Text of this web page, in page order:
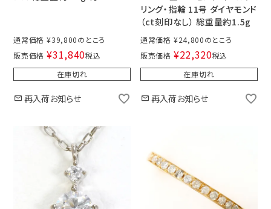
通常価格 ¥39,800
販売価格 ¥31,840税込
在庫切れ
再入荷お知らせ
リング・指輪 11号 ダイヤモンド
（ct刻印なし） 総重量約1.5g
通常価格 ¥24,800
販売価格 ¥22,320税込
在庫切れ
再入荷お知らせ